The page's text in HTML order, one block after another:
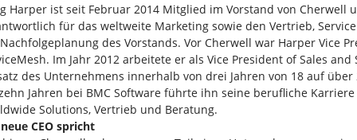
Harper ist seit Februar 2014 Mitglied im Vorstand von Cherwell
für das weltweite Marketing sowie den Vertrieb,
des Vorstands. Vor Cherwell war Harper Vice
Im Jahr 2012 arbeitete er als Vice President of Sales
des Unternehmens innerhalb von drei Jahren von 18 auf
Jahren bei BMC Software führte ihn seine berufliche
Solutions, Vertrieb und Beratung.
CEO spricht